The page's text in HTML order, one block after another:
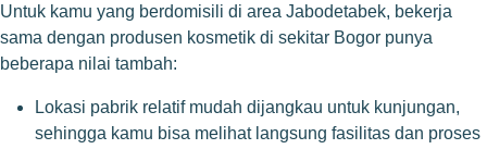
Untuk kamu yang berdomisili di area Jabodetabek, bekerja
sama dengan produsen kosmetik di sekitar Bogor punya
beberapa nilai tambah:
Lokasi pabrik relatif mudah dijangkau untuk kunjungan,
sehingga kamu bisa melihat langsung fasilitas dan proses